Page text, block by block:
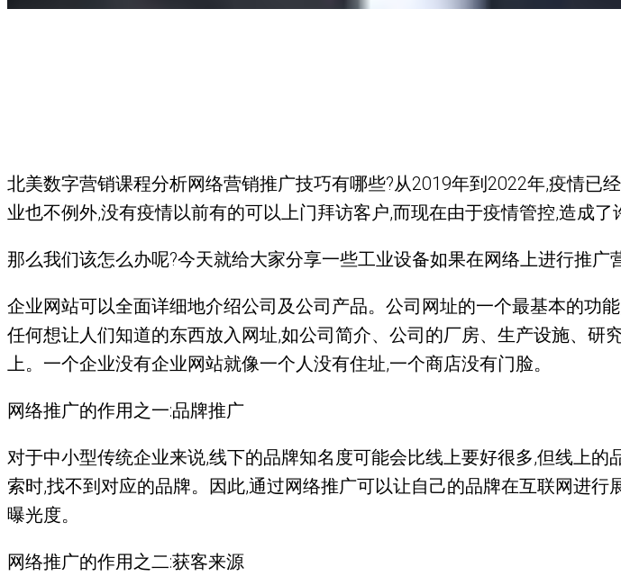
北美数字营销课程分析网络营销推广技巧有哪些?从2019年到2022年,疫情已
业也不例外,没有疫情以前有的可以上门拜访客户,而现在由于疫情管控,造成了
那么我们该怎么办呢?今天就给大家分享一些工业设备如果在网络上进行推广
企业网站可以全面详细地介绍公司及公司产品。公司网址的一个最基本的功
任何想让人们知道的东西放入网址,如公司简介、公司的厂房、生产设施、研
上。一个企业没有企业网站就像一个人没有住址,一个商店没有门脸。
网络推广的作用之一:品牌推广
对于中小型传统企业来说,线下的品牌知名度可能会比线上要好很多,但线上
索时,找不到对应的品牌。因此,通过网络推广可以让自己的品牌在互联网进
曝光度。
网络推广的作用之二:获客来源